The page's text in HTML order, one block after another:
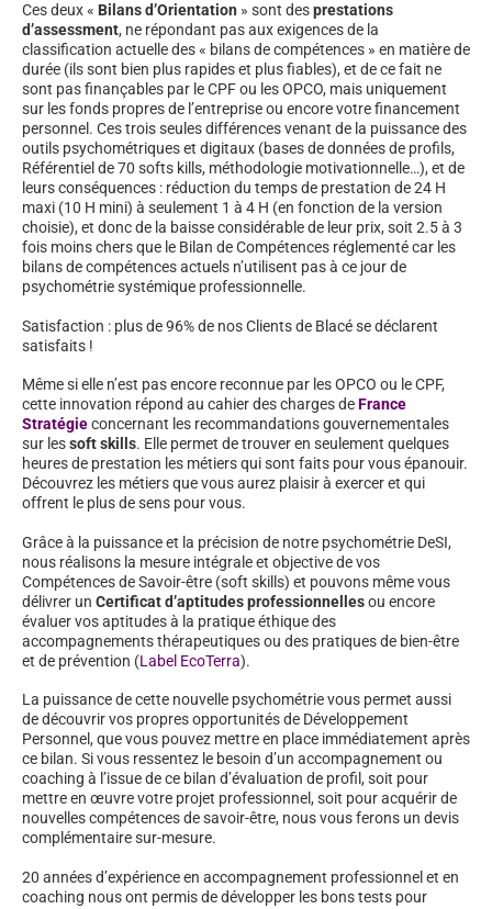
Ces deux « Bilans d’Orientation » sont desprestations
d’assessment, ne répondant pas aux exigences de la
classification actuelle des « bilans de compétences » en matière de
durée (ils sont bien plus rapides et plus fiables), et de ce fait ne
sont pas finançables par le CPF ou les OPCO, mais uniquement
sur les fonds propres de l’entreprise ou encore votre financement
personnel. Ces trois seules différences venant de la puissance des
outils psychométriques et digitaux (bases de données de profils,
Référentiel de 70 softs kills, méthodologie motivationnelle…), et de
leurs conséquences : réduction du temps de prestation de 24 H
maxi (10 H mini) à seulement 1 à 4 H (en fonction de la version
choisie), et donc de la baisse considérable de leur prix, soit 2.5 à 3
fois moins chers que le Bilan de Compétences réglementé car les
bilans de compétences actuels n’utilisent pas à ce jour de
psychométrie systémique professionnelle.
Satisfaction : plus de 96% de nos Clients de Blacé se déclarent
satisfaits !
Même si elle n’est pas encore reconnue par les OPCO ou le CPF,
cette innovation répond au cahier des charges deFrance
Stratégieconcernant les recommandations gouvernementales
sur lessoft skills. Elle permet de trouver en seulement quelques
heures de prestation les métiers qui sont faits pour vous épanouir.
Découvrez les métiers que vous aurez plaisir à exercer et qui
offrent le plus de sens pour vous.
Grâce à la puissance et la précision de notre psychométrie DeSI,
nous réalisons la mesure intégrale et objective de vos
Compétences de Savoir-être (soft skills) et pouvons même vous
délivrer un Certificat d’aptitudes professionnellesou encore
évaluer vos aptitudes à la pratique éthique des
accompagnements thérapeutiques ou des pratiques de bien-être
et de prévention (Label EcoTerra).
La puissance de cette nouvelle psychométrie vous permet aussi
de découvrir vos propres opportunités de Développement
Personnel, que vous pouvez mettre en place immédiatement après
ce bilan. Si vous ressentez le besoin d’un accompagnement ou
coaching à l’issue de ce bilan d’évaluation de profil, soit pour
mettre en œuvre votre projet professionnel, soit pour acquérir de
nouvelles compétences de savoir-être, nous vous ferons un devis
complémentaire sur-mesure.
20 années d’expérience en accompagnement professionnel et en
coaching nous ont permis de développer les bons tests pour